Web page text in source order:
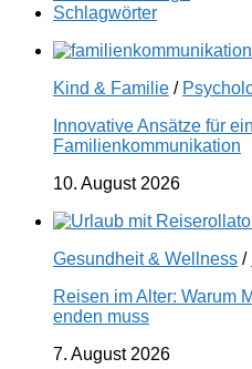
Schlagwörter
Kind & Familie /
Innovative Ansätze für
Familienkommunikation
10. August 2026
Gesundheit & Wellness /
Reisen im Alter: Warum
enden muss
7. August 2026